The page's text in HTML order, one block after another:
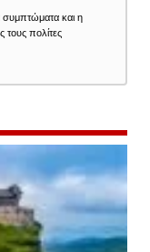
συμπτώματα και η
τους πολίτες